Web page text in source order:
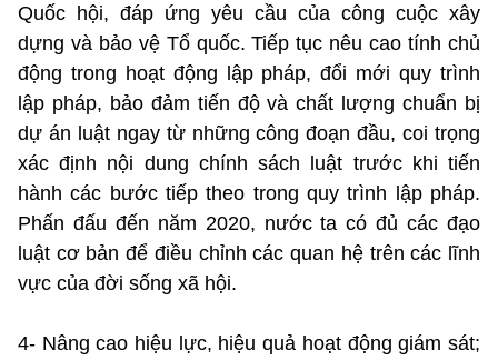
Quốc hội, đáp ứng yêu cầu của công cuộc xây
dựng và bảo vệ Tổ quốc. Tiếp tục nêu cao tính chủ
động trong hoạt động lập pháp, đổi mới quy trình
lập pháp, bảo đảm tiến độ và chất lượng chuẩn bị
dự án luật ngay từ những công đoạn đầu, coi trọng
xác định nội dung chính sách luật trước khi tiến
hành các bước tiếp theo trong quy trình lập pháp.
Phấn đấu đến năm 2020, nước ta có đủ các đạo
luật cơ bản để điều chỉnh các quan hệ trên các lĩnh
vực của đời sống xã hội.
4- Nâng cao hiệu lực, hiệu quả hoạt động giám sát;